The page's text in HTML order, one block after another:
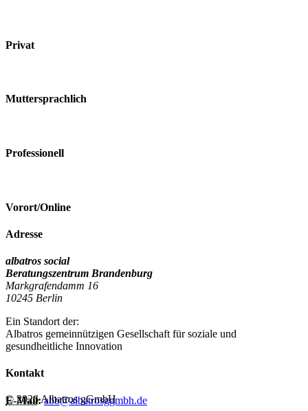
Privat
Muttersprachlich
Professionell
Vorort/Online
Adresse
albatros social
Beratungszentrum Brandenburg
Markgrafendamm 16
10245 Berlin
Ein Standort der:
Albatros gemeinnützigen Gesellschaft für soziale und
gesundheitliche Innovation
Kontakt
E-Mail: abb@albatrosggmbh.de
© 2026 Albatros gGmbH